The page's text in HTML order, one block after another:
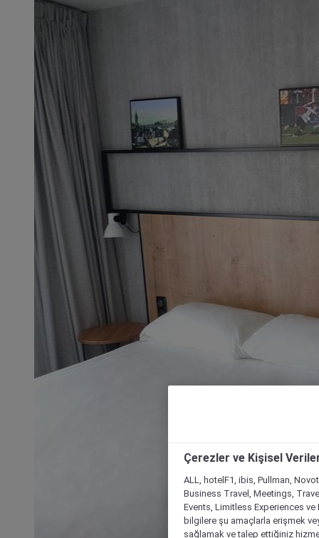
Çerezler ve Kişisel
ALL, hotelF1, ibis, Pullman,
Business Travel, Meetings,
Events, Limitless Experiences
bilgilere şu amaçlarla erişmek
sağlamak ve talep ettiğiniz